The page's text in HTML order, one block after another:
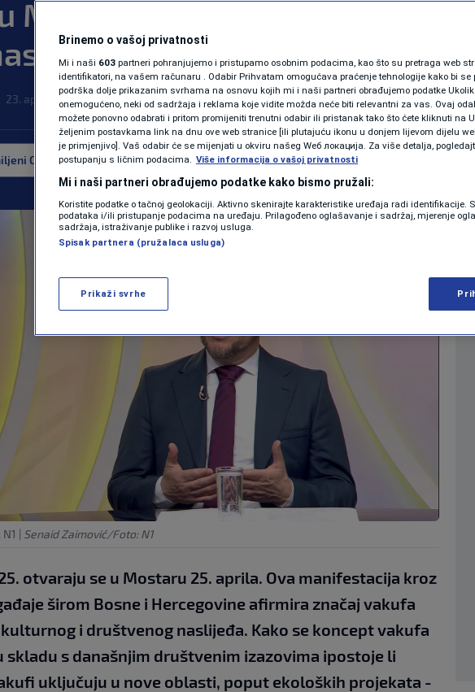
KOLUMNE
PODCAST
N1 SPECIJAL
FENOMENI
NEISTRAŽENO
VIRALNO
Mostaru: Vakufi su temelj
23. apr. 2025. 15:21 NOVI DAN 0 komentara
Google izvor Više
| Senaid Zaimović/Foto: N1
otvaraju se u Mostaru 25. aprila. Ova manifestacija kroz
širom Bosne i Hercegovine afirmira značaj vakufa
i društvenog naslijeđa. Kako se koncept vakufa
skladu s današnjim društvenim izazovima ipostoje li
uključuju u nove oblasti, poput ekoloških projekata -
Brinemo o vašoj privatnosti
Mi i naši 603 partneri pohranjujemo i pristupamo osobnim podacima, kao što su pretraga web
identifikatori, na vašem računaru . Odabir Prihvatam omogućava praćenje tehnologije kako bi se
podrška dolje prikazanim svrhama na osnovu kojih mi i naši partneri obrađujemo podatke
onemogućeno, neki od sadržaja i reklama koje vidite možda neće biti relevantni za vas. Ovaj
možete ponovno odabrati i pritom promijeniti trenutni odabir ili pristanak tako što ćete kliknuti na
željenim postavkama link na dnu ove web stranice [ili plutajuću ikonu u donjem lijevom dijelu
je primjenjivo]. Vaš odabir će se mijenjati u okviru našeg Wеб локација. Za više detalja,
postupanju s ličnim podacima. Više informacija o vašoj privatnosti
Mi i naši partneri obrađujemo podatke kako bismo pružali:
Koristite podatke o tačnoj geolokaciji. Aktivno skenirajte karakteristike uređaja radi identifikacije.
podataka i/ili pristupanje podacima na uređaju. Prilagođeno oglašavanje i sadržaj, mjerenje
sadržaja, istraživanje publike i razvoj usluga.
Spisak partnera (pružalaca usluga)
Prikaži svrhe